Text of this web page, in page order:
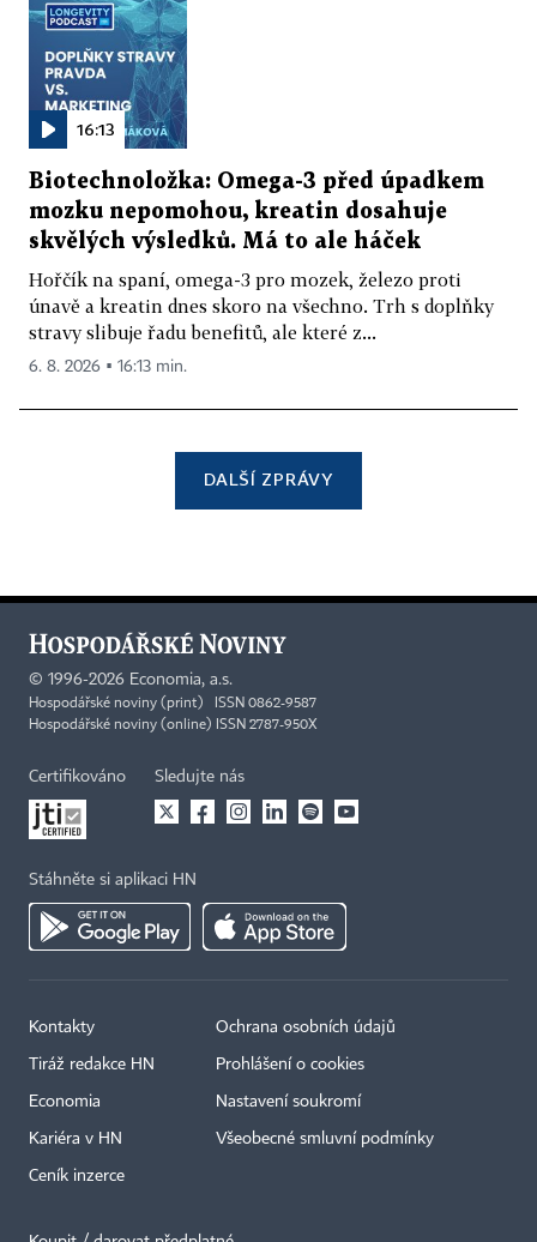
16:13
Biotechnoložka: Omega-3 před úpadkem
mozku nepomohou, kreatin dosahuje
skvělých výsledků. Má to ale háček
Hořčík na spaní, omega-3 pro mozek, železo proti
únavě a kreatin dnes skoro na všechno. Trh s doplňky
stravy slibuje řadu benefitů, ale které z...
6. 8. 2026 ▪ 16:13 min.
DALŠÍ ZPRÁVY
© 1996-2026 Economia, a.s.
Hospodářské noviny (print) ISSN 0862-9587
Hospodářské noviny (online) ISSN 2787-950X
Certifikováno Sledujte nás
Stáhněte si aplikaci HN
Kontakty
Tiráž redakce HN
Economia
Kariéra v HN
Ceník inzerce
Ochrana osobních údajů
Prohlášení o cookies
Nastavení soukromí
Všeobecné smluvní podmínky